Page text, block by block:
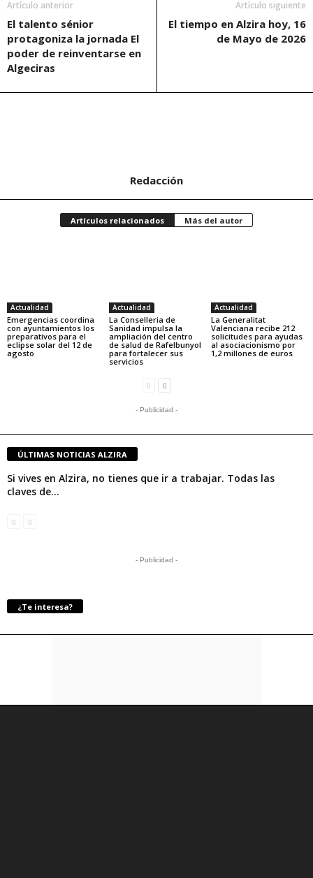
Artículo anterior
El talento sénior
protagoniza la jornada El
poder de reinventarse en
Algeciras
Artículo siguiente
El tiempo en Alzira hoy, 16
de Mayo de 2026
Redacción
Artículos relacionados Más del autor
Actualidad
Emergencias coordina
con ayuntamientos los
preparativos para el
eclipse solar del 12 de
agosto
Actualidad
La Conselleria de
Sanidad impulsa la
ampliación del centro
de salud de Rafelbunyol
para fortalecer sus
servicios
Actualidad
La Generalitat
Valenciana recibe 212
solicitudes para ayudas
al asociacionismo por
1,2 millones de euros
- Publicidad -
ÚLTIMAS NOTICIAS ALZIRA
Si vives en Alzira, no tienes que ir a trabajar. Todas las
claves de...
- Publicidad -
¿Te interesa?